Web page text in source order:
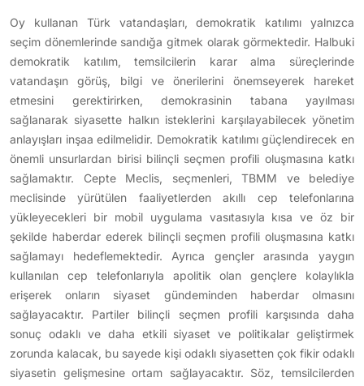
Oy kullanan Türk vatandaşları, demokratik katılımı yalnızca
seçim dönemlerinde sandığa gitmek olarak görmektedir. Halbuki
demokratik katılım, temsilcilerin karar alma süreçlerinde
vatandaşın görüş, bilgi ve önerilerini önemseyerek hareket
etmesini gerektirirken, demokrasinin tabana yayılması
sağlanarak siyasette halkın isteklerini karşılayabilecek yönetim
anlayışları inşaa edilmelidir. Demokratik katılımı güçlendirecek en
önemli unsurlardan birisi bilinçli seçmen profili oluşmasına katkı
sağlamaktır. Cepte Meclis, seçmenleri, TBMM ve belediye
meclisinde yürütülen faaliyetlerden akıllı cep telefonlarına
yükleyecekleri bir mobil uygulama vasıtasıyla kısa ve öz bir
şekilde haberdar ederek bilinçli seçmen profili oluşmasına katkı
sağlamayı hedeflemektedir. Ayrıca gençler arasında yaygın
kullanılan cep telefonlarıyla apolitik olan gençlere kolaylıkla
erişerek onların siyaset gündeminden haberdar olmasını
sağlayacaktır. Partiler bilinçli seçmen profili karşısında daha
sonuç odaklı ve daha etkili siyaset ve politikalar geliştirmek
zorunda kalacak, bu sayede kişi odaklı siyasetten çok fikir odaklı
siyasetin gelişmesine ortam sağlayacaktır. Söz, temsilcilerden